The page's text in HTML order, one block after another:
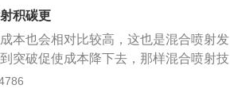
以自动调节气门开启的时间，与此同时
陷是由于汽油直接的喷到气缸，因此留
少，进而造成混合气体燃烧不完全形成
应的成本也会相对比较高，这也是混合
术得到突破促使成本降下去，那样混合
。
积碳更
本也会相对比较高，这也是混合喷射发
突破促使成本降下去，那样混合喷射技
混合喷射和直喷哪个好混合喷射好一